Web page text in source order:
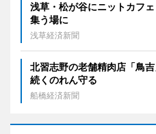
浅草・松が谷にニットカ
集う場に
浅草経済新聞
北習志野の老舗精肉店「鳥
続くのれん守る
船橋経済新聞